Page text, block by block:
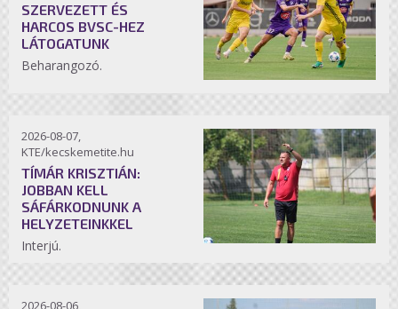
SZERVEZETT ÉS
HARCOS BVSC-HEZ
LÁTOGATUNK
Beharangozó.
2026-08-07,
KTE/kecskemetite.hu
TÍMÁR KRISZTIÁN:
JOBBAN KELL
SÁFÁRKODNUNK A
HELYZETEINKKEL
Interjú.
2026-08-06,